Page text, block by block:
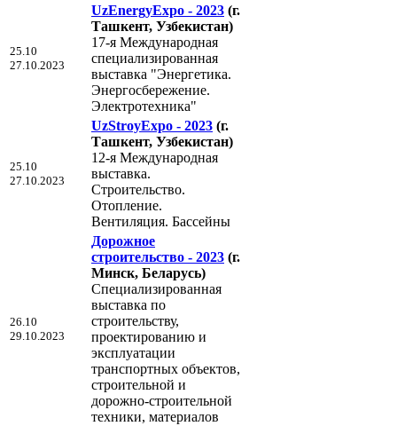
25.10
27.10.2023
UzEnergyExpo - 2023 (г.
Ташкент, Узбекистан)
17-я Международная
специализированная
выставка "Энергетика.
Энергосбережение.
Электротехника"
25.10
27.10.2023
UzStroyExpo - 2023 (г.
Ташкент, Узбекистан)
12-я Международная
выставка.
Cтроительство.
Отопление.
Вентиляция. Бассейны
26.10
29.10.2023
Дорожное
строительство - 2023 (г.
Минск, Беларусь)
Специализированная
выставка по
строительству,
проектированию и
эксплуатации
транспортных объектов,
строительной и
дорожно-строительной
техники, материалов